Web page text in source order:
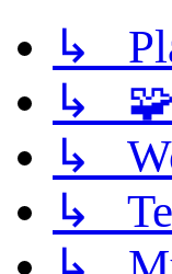
↳
↳ 🧩
↳
↳